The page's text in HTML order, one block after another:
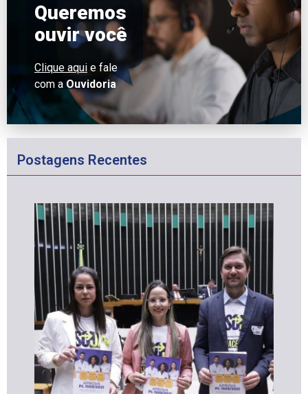
Queremos
ouvir você
Clique aqui e fale
com a Ouvidoria
Postagens Recentes